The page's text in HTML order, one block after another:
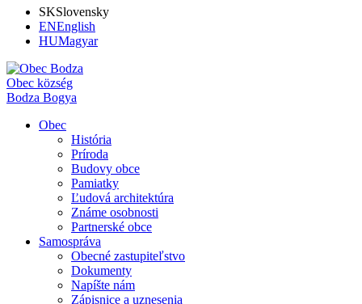
SKSlovensky
ENEnglish
HUMagyar
Obec község
Bodza Bogya
Obec
História
Príroda
Budovy obce
Pamiatky
Ľudová architektúra
Známe osobnosti
Partnerské obce
Samospráva
Obecné zastupiteľstvo
Dokumenty
Napíšte nám
Zápisnice a uznesenia